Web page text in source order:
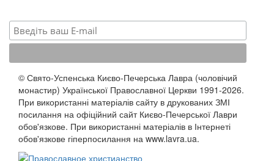
© Свято-Успенська Києво-Печерська Лавра (чоловічий
монастир) Української Православної Церкви 1991-2026.
При використанні матеріалів сайту в друкованих ЗМІ
посилання на офіційний сайт Києво-Печерської Лаври
обов'язкове. При використанні матеріалів в Інтернеті
обов'язкове гіперпосилання на www.lavra.ua.